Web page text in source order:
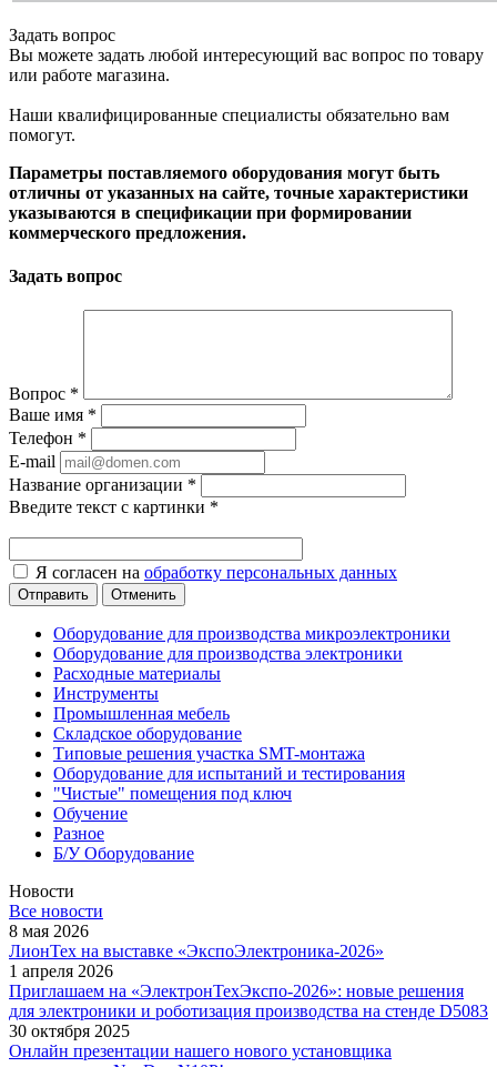
Задать вопрос
Вы можете задать любой интересующий вас вопрос по товару
или работе магазина.
Наши квалифицированные специалисты обязательно вам
помогут.
Параметры поставляемого оборудования могут быть
отличны от указанных на сайте, точные характеристики
указываются в спецификации при формировании
коммерческого предложения.
Задать вопрос
Вопрос *
Ваше имя *
Телефон *
E-mail
Название организации *
Введите текст с картинки *
Я согласен на обработку персональных данных
Отменить
Оборудование для производства микроэлектроники
Оборудование для производства электроники
Расходные материалы
Инструменты
Промышленная мебель
Складское оборудование
Типовые решения участка SMT-монтажа
Оборудование для испытаний и тестирования
"Чистые" помещения под ключ
Обучение
Разное
Б/У Оборудование
Новости
Все новости
8 мая 2026
ЛионТех на выставке «ЭкспоЭлектроника-2026»
1 апреля 2026
Приглашаем на «ЭлектронТехЭкспо-2026»: новые решения
для электроники и роботизация производства на стенде D5083
30 октября 2025
Онлайн презентации нашего нового установщика